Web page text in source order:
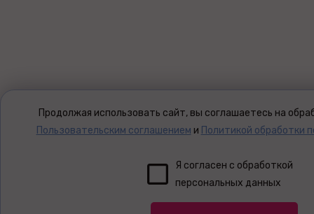
Продолжая использовать сайт, вы соглашаетесь на
Пользовательским соглашением и Политикой обработки
Я согласен с обработкой
персональных данных